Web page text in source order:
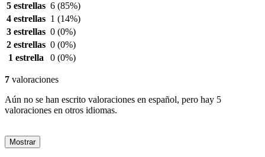
5 estrellas 6 (85%)
4 estrellas 1 (14%)
3 estrellas 0 (0%)
2 estrellas 0 (0%)
1 estrella
0 (0%)
7 valoraciones
Aún no se han escrito valoraciones en español, pero hay 5
valoraciones en otros idiomas.
Mostrar